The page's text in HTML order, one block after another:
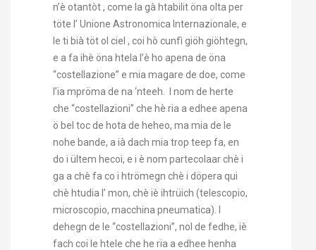
n’è otantòt , come la gà htabilit öna olta per
töte l’ Unione Astronomica Internazionale, e
le ti bià töt ol ciel , coi hò cunfì giöh giöhtegn,
e a fa ihè öna htela l’è ho apena de öna
“costellazione” e mia magare de doe, come
l’ia mpröma de na ‘nteeh. I nom de herte
che “costellazioni” che hè ria a edhee apena
ö bel toc de hota de heheo, ma mia de le
nohe bande, a ià dach mia trop teep fa, en
do i ültem hecoi, e i è nom partecolaar chè i
ga a chè fa co i htrömegn chè i döpera qui
chè htudia l’ mon, chè iè ihtrüich (telescopio,
microscopio, macchina pneumatica). I
dehegn de le “costellazioni”, nol de fedhe, iè
fach coi le htele che he ria a edhee henha